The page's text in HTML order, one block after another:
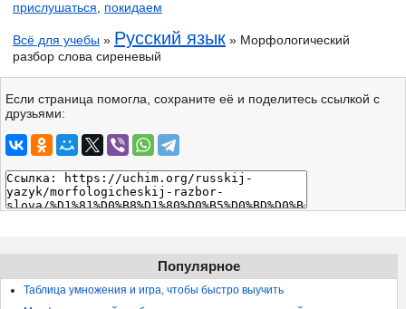
прислушаться
покидаем
Всё для учебы » Русский язык » Морфологический
разбор слова сиреневый
Если страница помогла, сохраните её и поделитесь ссылкой с
друзьями:
Популярное
Таблица умножения и игра, чтобы быстро выучить